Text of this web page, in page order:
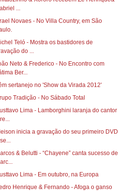
...
Novaes - No Villa Country, em São
Teló - Mostra os bastidores de
do ...
Neto & Frederico - No Encontro com
Ber...
sertanejo no 'Show da Virada 2012'
Tradição - No Sábado Total
Lima - Lamborghini laranja do cantor
inicia a gravação do seu primeiro DVD
& Belutti - “Chayene” canta sucesso de
Lima - Em outubro, na Europa
Henrique & Fernando - Afoga o ganso